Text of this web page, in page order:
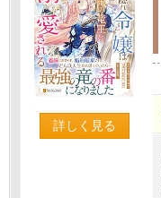
詳しく見る